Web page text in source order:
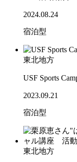
2024.08.24
宿泊型
東北地方
USF Sports
2023.09.21
宿泊型
東北地方